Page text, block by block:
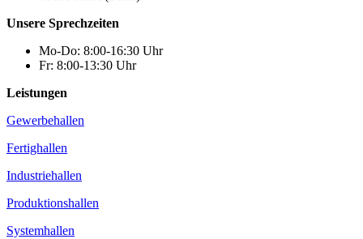
Unsere Sprechzeiten
Mo-Do: 8:00-16:30 Uhr
Fr: 8:00-13:30 Uhr
Leistungen
Gewerbehallen
Fertighallen
Industriehallen
Produktionshallen
Systemhallen